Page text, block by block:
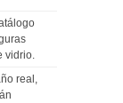
vidrio.
real,